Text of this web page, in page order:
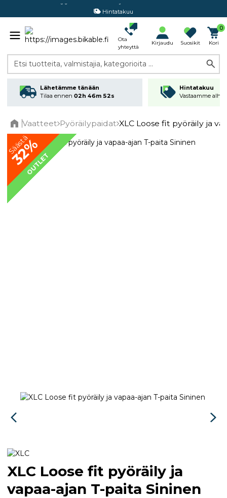
Hintatakuu
Ota
yhteyttä
Kirjaudu Suosikit
0
Kori
Etsi tuotteita, valmistajia, kategorioita ...
Lähetämme tänään
Tilaa ennen 02h 46m 51s
Hintatakuu
Vastaamme
Vaatteet Pyöräilypaidat XLC Loose fit pyöräily ja
Säästä
32%
OUTLET
XLC Loose fit pyöräily ja
vapaa-ajan T-paita Sininen